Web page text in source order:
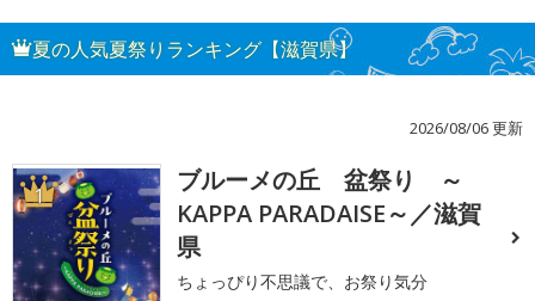
夏の人気夏祭りランキング【滋賀県】
2026/08/06 更新
1
ブルーメの丘 盆祭り ～
KAPPA PARADAISE～／滋賀
県
ちょっぴり不思議で、お祭り気分